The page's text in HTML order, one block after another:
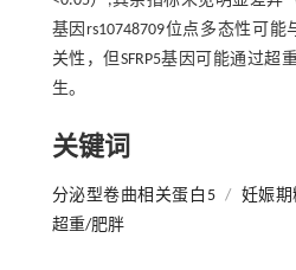
基因rs10748709位点多态性可能
关性，但SFRP5基因可能通过超
生。
关键词
分泌型卷曲相关蛋白5 / 妊娠
超重/肥胖